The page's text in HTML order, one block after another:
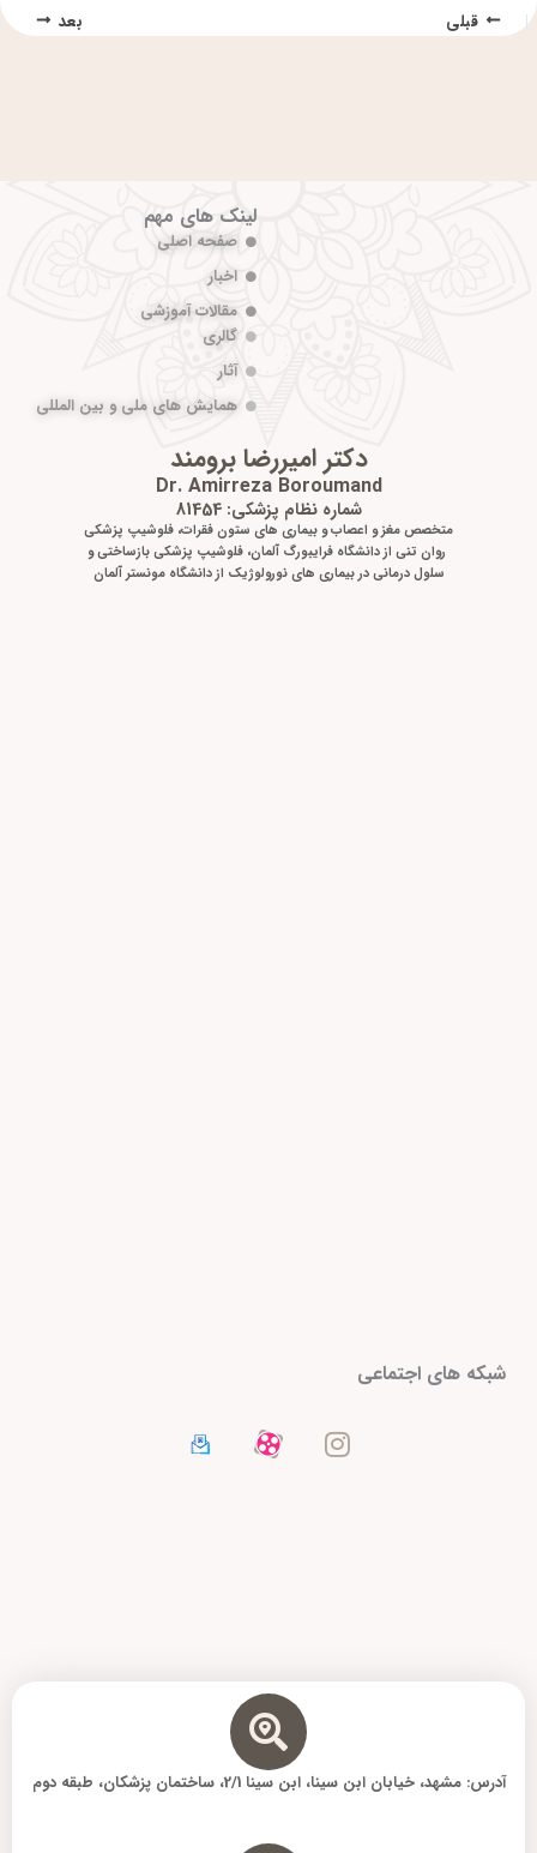
قبلی بعد
لینک های مهم
صفحه اصلی
اخبار
مقالات آموزشی
گالری
آثار
همایش های ملی و بین المللی
دکتر امیررضا برومند
Dr. Amirreza Boroumand
شماره نظام پزشکی: 81454
متخصص مغز و اعصاب و بیماری های ستون فقرات، فلوشیپ پزشکی
روان تنی از دانشگاه فرایبورگ آلمان، فلوشیپ پزشکی بازساختی و
سلول درمانی در بیماری های نورولوژیک از دانشگاه مونستر آلمان
شبکه های اجتماعی
s
t
آدرس: مشهد، خیابان ابن سینا، ابن سینا 2/1، ساختمان پزشکان، طبقه دوم